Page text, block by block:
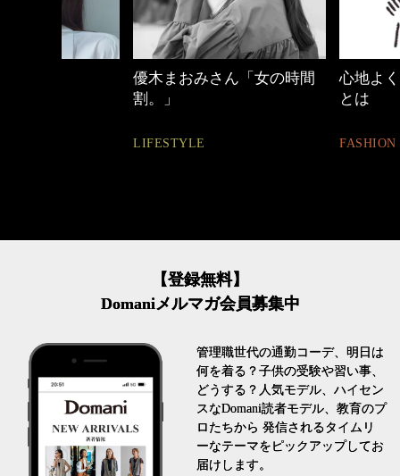
優木まおみさん「女の時間
LIFESTYLE
心地よくいられる
【登録無料】
Domaniメルマガ会員募集中
管理職世代の通勤コーデ、明日は
何を着る？子供の受験や習い事、
どうする？人気モデル、ハイセン
スなDomani読者モデル、教育のプ
ロたちから 発信されるタイムリ
ーなテーマをピックアップしてお
届けします。